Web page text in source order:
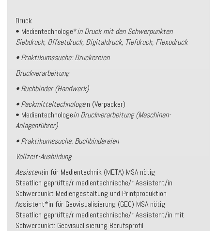
Druck
• Medientechnologe*in Druck mit den Schwerpunkten
Siebdruck, Offsetdruck, Digitaldruck, Tiefdruck, Flexodruck
• Praktikumssuche: Druckereien
Druckverarbeitung
• Buchbinder (Handwerk)
• Packmitteltechnologein (Verpacker)
• Medientechnologein Druckverarbeitung (Maschinen-
Anlagenführer)
• Praktikumssuche: Buchbindereien
Vollzeit-Ausbildung
Assistentin für Medientechnik (META) MSA nötig
Staatlich geprüfte/r medientechnische/r Assistent/in
Schwerpunkt Mediengestaltung und Printproduktion
Assistent*in für Geovisualisierung (GEO) MSA nötig
Staatlich geprüfte/r medientechnische/r Assistent/in mit
Schwerpunkt: Geovisualisierung Berufsprofil